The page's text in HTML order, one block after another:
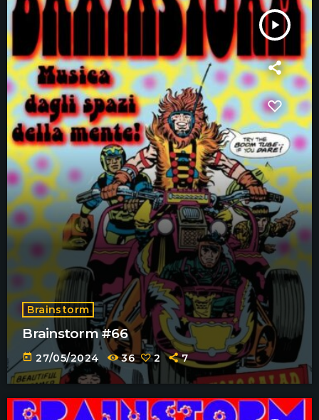
play_arrow
Brainstorm
Brainstorm #66
today 27/05/2024 36 2 7